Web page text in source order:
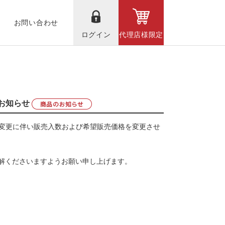
お問い合わせ
ログイン
代理店様限定
知らせ
更に伴い販売入数および希望販売価格を変更させ
ださいますようお願い申し上げます。